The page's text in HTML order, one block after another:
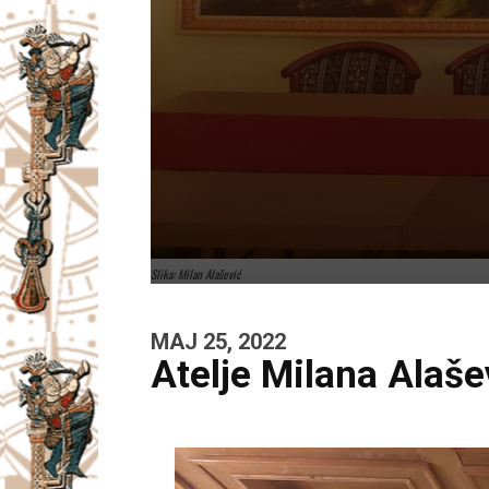
Slika: Milan Alašević
MAJ 25, 2022
Atelje Milana